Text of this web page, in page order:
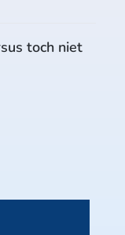
toch niet